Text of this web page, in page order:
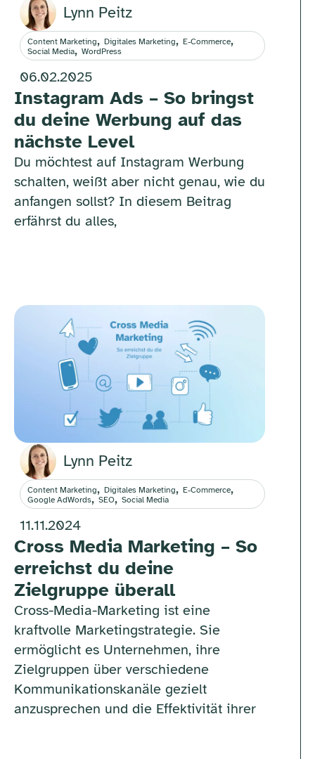
Lynn Peitz
Content Marketing, Digitales Marketing, E-Commerce,
Social Media,WordPress
06.02.2025
Instagram Ads – So bringst
du deine Werbung auf das
nächste Level
Du möchtest auf Instagram Werbung
schalten, weißt aber nicht genau, wie du
anfangen sollst? In diesem Beitrag
erfährst du alles,
Lynn Peitz
Content Marketing, Digitales Marketing, E-Commerce,
Google AdWords,SEO,Social Media
11.11.2024
Cross Media Marketing – So
erreichst du deine
Zielgruppe überall
Cross-Media-Marketing ist eine
kraftvolle Marketingstrategie. Sie
ermöglicht es Unternehmen, ihre
Zielgruppen über verschiedene
Kommunikationskanäle gezielt
anzusprechen und die Effektivität ihrer